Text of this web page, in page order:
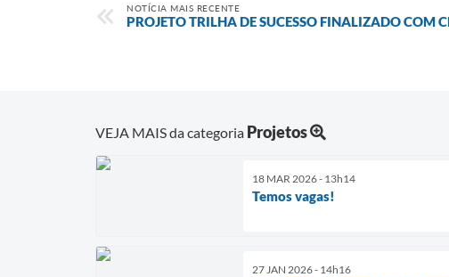
NOTÍCIA MAIS RECENTE
PROJETO TRILHA DE SUCESSO FINALIZADO COM
VEJA MAIS da categoria Projetos
18 MAR 2026 - 13h14
Temos vagas!
27 JAN 2026 - 14h16